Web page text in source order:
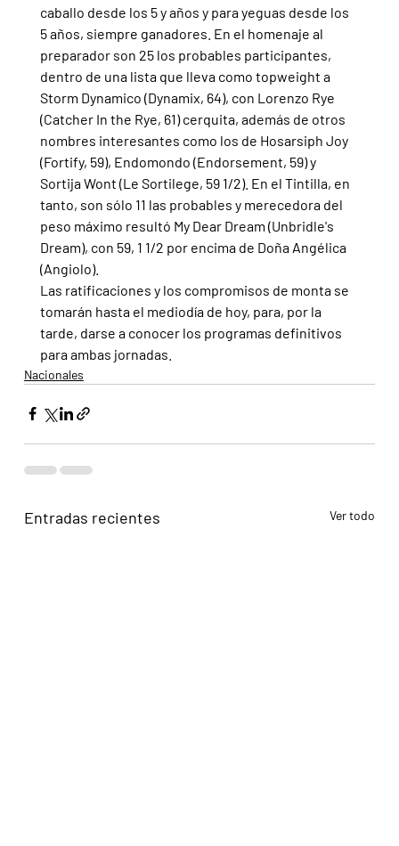
caballo desde los 5 y años y para yeguas desde los
5 años, siempre ganadores. En el homenaje al
preparador son 25 los probables participantes,
dentro de una lista que lleva como topweight a
Storm Dynamico (Dynamix, 64), con Lorenzo Rye
(Catcher In the Rye, 61) cerquita, además de otros
nombres interesantes como los de Hosarsiph Joy
(Fortify, 59), Endomondo (Endorsement, 59) y
Sortija Wont (Le Sortilege, 59 1/2). En el Tintilla, en
tanto, son sólo 11 las probables y merecedora del
peso máximo resultó My Dear Dream (Unbridle's
Dream), con 59, 1 1/2 por encima de Doña Angélica
(Angiolo).
Las ratificaciones y los compromisos de monta se
tomarán hasta el mediodía de hoy, para, por la
tarde, darse a conocer los programas definitivos
para ambas jornadas.
Nacionales
Entradas recientes Ver todo